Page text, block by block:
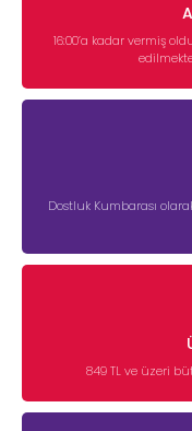
16:00’a kadar vermiş
Dostluk Kumbarası
849 TL ve üzeri